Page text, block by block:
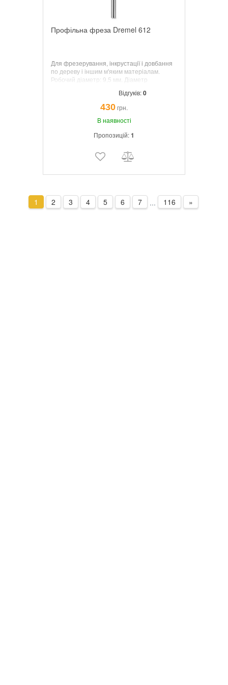
Профільна фреза Dremel 612
Для фрезерування, інкрустації і довбання
по дереву і іншим м'яким матеріалам.
Робочий діаметр: 9,5 мм. Діаметр
Відгуків:0
430грн.
В наявності
Пропозицій:1
1 2 3 4 5 6 7 ... 116 »